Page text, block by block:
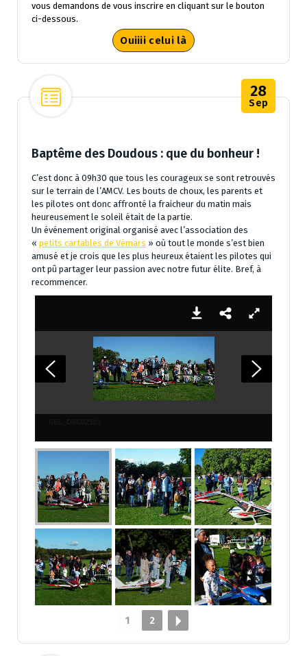
vous demandons de vous inscrire en cliquant sur le bouton
ci-dessous.
Ouiiii celui là
28
Sep
Baptême des Doudous : que du bonheur !
C’est donc à 09h30 que tous les courageux se sont retrouvés
sur le terrain de l’AMCV. Les bouts de choux, les parents et
les pilotes ont donc affronté la fraicheur du matin mais
heureusement le soleil était de la partie.
Un événement original organisé avec l’association des
« petits cartables de Vémars » où tout le monde s’est bien
amusé et je crois que les plus heureux étaient les pilotes qui
ont pû partager leur passion avec notre futur élite. Bref, à
recommencer.
1 2